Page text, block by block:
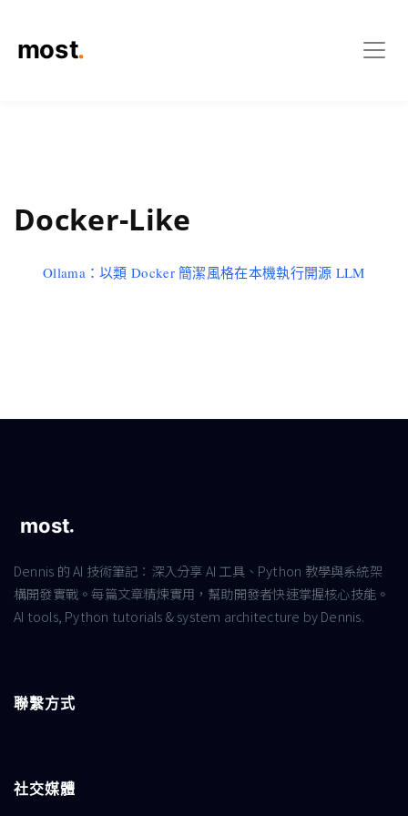
Docker-Like
Ollama：以類 Docker 簡潔風格在本機執行開源 LLM
Dennis 的 AI 技術筆記：深入分享 AI 工具、Python 教學與系統架
構開發實戰。每篇文章精煉實用，幫助開發者快速掌握核心技能。
AI tools, Python tutorials & system architecture by Dennis.
聯繫方式
社交媒體